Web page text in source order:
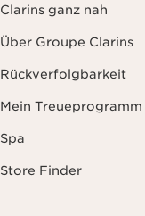
Clarins ganz nah
Über Groupe Clarins
Rückverfolgbarkeit
Mein Treueprogramm
Spa
Store Finder